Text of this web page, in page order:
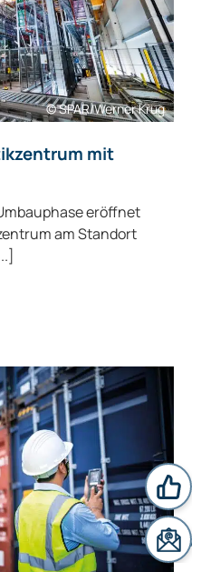
© SPAR/Werner Krug
mit
eröffnet
am Standort